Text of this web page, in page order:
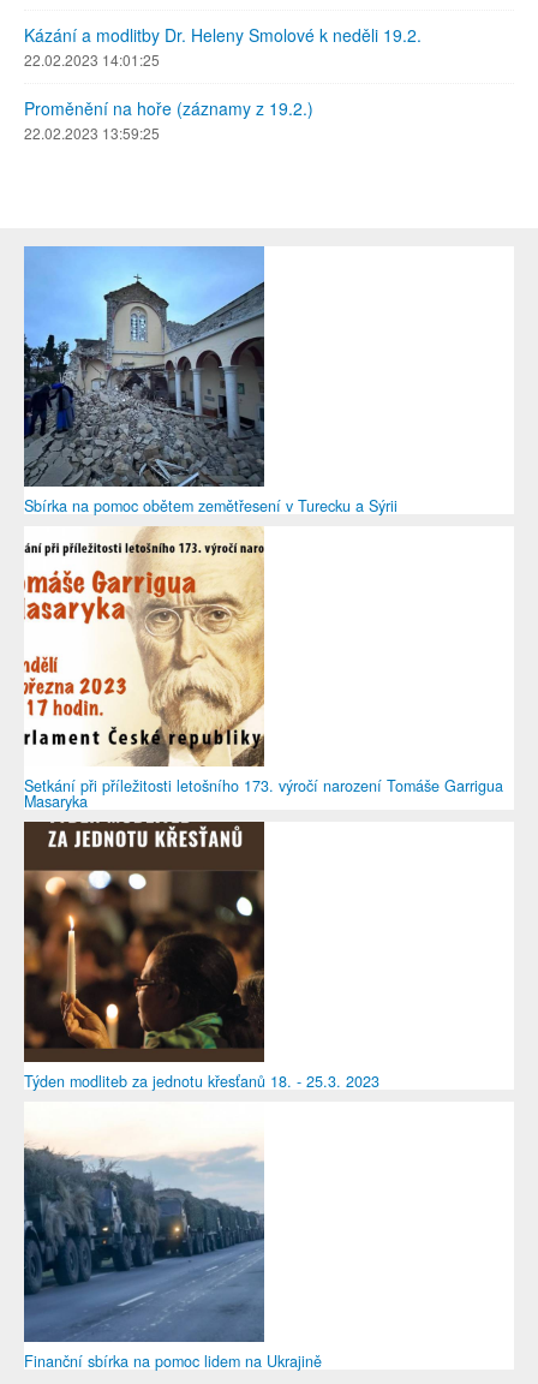
Kázání a modlitby Dr. Heleny Smolové k neděli 19.2.
22.02.2023 14:01:25
Proměnění na hoře (záznamy z 19.2.)
22.02.2023 13:59:25
Sbírka na pomoc obětem zemětřesení v Turecku a Sýrii
Setkání při příležitosti letošního 173. výročí narození Tomáše Garrigua
Masaryka
Týden modliteb za jednotu křesťanů 18. - 25.3. 2023
Finanční sbírka na pomoc lidem na Ukrajině